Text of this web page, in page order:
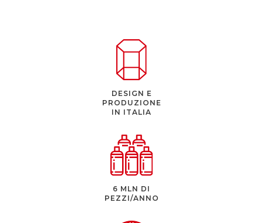
DESIGN E
PRODUZIONE
IN ITALIA
6 MLN DI
PEZZI/ANNO